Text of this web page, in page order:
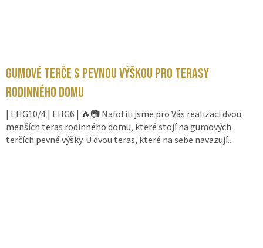
Gumové terče s pevnou výškou pro terasy
rodinného domu
| EHG10/4 | EHG6 | 🔥📷 Nafotili jsme pro Vás realizaci dvou
menších teras rodinného domu, které stojí na gumových
terčích pevné výšky. U dvou teras, které na sebe navazují...